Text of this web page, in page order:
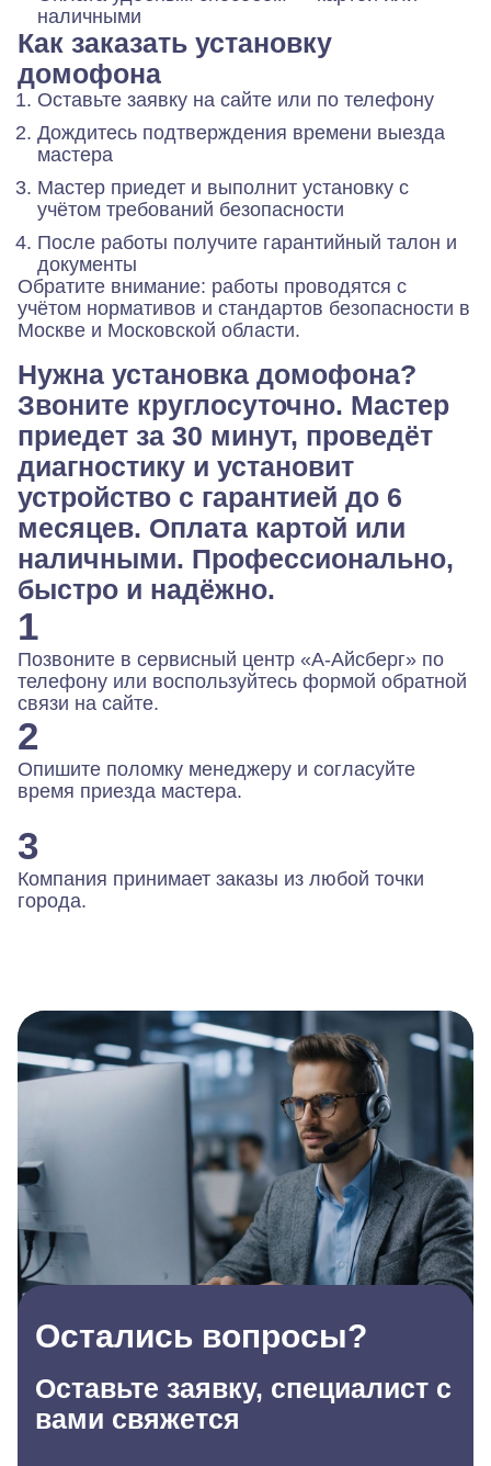
наличными
Как заказать установку
домофона
Оставьте заявку на сайте или по телефону
Дождитесь подтверждения времени выезда
мастера
Мастер приедет и выполнит установку с
учётом требований безопасности
После работы получите гарантийный талон и
документы
Обратите внимание: работы проводятся с
учётом нормативов и стандартов безопасности в
Москве и Московской области.
Нужна установка домофона?
Звоните круглосуточно. Мастер
приедет за 30 минут, проведёт
диагностику и установит
устройство с гарантией до 6
месяцев. Оплата картой или
наличными. Профессионально,
быстро и надёжно.
1
Позвоните в сервисный центр «А-Айсберг» по
телефону или воспользуйтесь формой обратной
связи на сайте.
2
Опишите поломку менеджеру и согласуйте
время приезда мастера.
3
Компания принимает заказы из любой точки
города.
Остались вопросы?
Оставьте заявку, специалист с
вами свяжется